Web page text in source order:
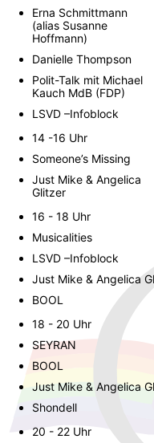
Erna Schmittmann
(alias Susanne
Hoffmann)
Danielle Thompson
Polit-Talk mit Michael
Kauch MdB (FDP)
LSVD –Infoblock
14 -16 Uhr
Someone’s Missing
Just Mike & Angelica
Glitzer
16 - 18 Uhr
Musicalities
LSVD –Infoblock
Just Mike & Angelica
BOOL
18 - 20 Uhr
SEYRAN
BOOL
Just Mike & Angelica
Shondell
20 - 22 Uhr